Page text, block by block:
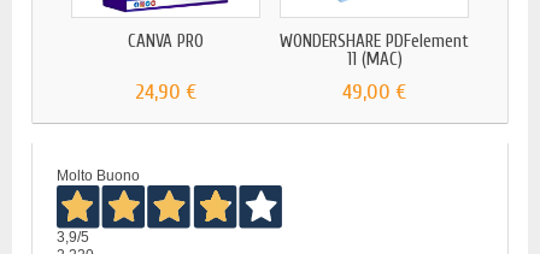
CANVA PRO
24,90 €
WONDERSHARE PDFelement
11 (MAC)
49,00 €
Molto Buono
3,9/5